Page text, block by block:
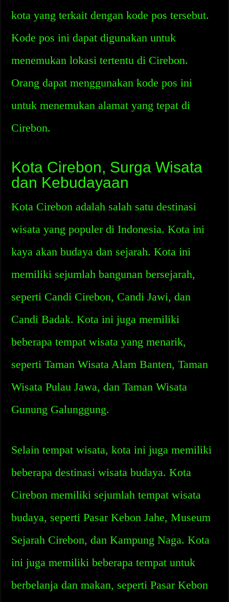
kota yang terkait dengan kode pos tersebut.
Kode pos ini dapat digunakan untuk
menemukan lokasi tertentu di Cirebon.
Orang dapat menggunakan kode pos ini
untuk menemukan alamat yang tepat di
Cirebon.
Kota Cirebon, Surga Wisata
dan Kebudayaan
Kota Cirebon adalah salah satu destinasi
wisata yang populer di Indonesia. Kota ini
kaya akan budaya dan sejarah. Kota ini
memiliki sejumlah bangunan bersejarah,
seperti Candi Cirebon, Candi Jawi, dan
Candi Badak. Kota ini juga memiliki
beberapa tempat wisata yang menarik,
seperti Taman Wisata Alam Banten, Taman
Wisata Pulau Jawa, dan Taman Wisata
Gunung Galunggung.
Selain tempat wisata, kota ini juga memiliki
beberapa destinasi wisata budaya. Kota
Cirebon memiliki sejumlah tempat wisata
budaya, seperti Pasar Kebon Jahe, Museum
Sejarah Cirebon, dan Kampung Naga. Kota
ini juga memiliki beberapa tempat untuk
berbelanja dan makan, seperti Pasar Kebon